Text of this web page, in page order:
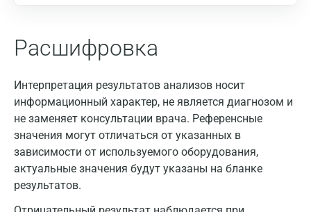
Расшифровка
Интерпретация результатов анализов носит
информационный характер, не является диагнозом и
не заменяет консультации врача. Референсные
значения могут отличаться от указанных в
зависимости от используемого оборудования,
актуальные значения будут указаны на бланке
результатов.